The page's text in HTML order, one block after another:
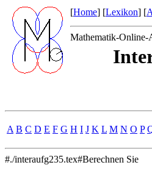
[Home] [Lexikon] [
Mathematik-Online-
A B C D E F G H I J K L M N O P
#./interaufg235.tex#Berechnen Sie